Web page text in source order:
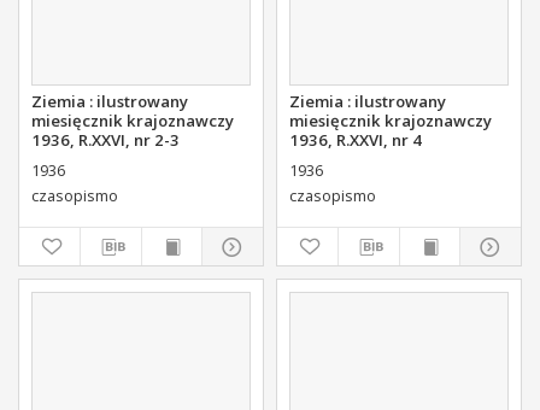
Ziemia : ilustrowany
miesięcznik krajoznawczy
1936, R.XXVI, nr 2-3
1936
czasopismo
Ziemia : ilustrowany
miesięcznik krajoznawczy
1936, R.XXVI, nr 4
1936
czasopismo